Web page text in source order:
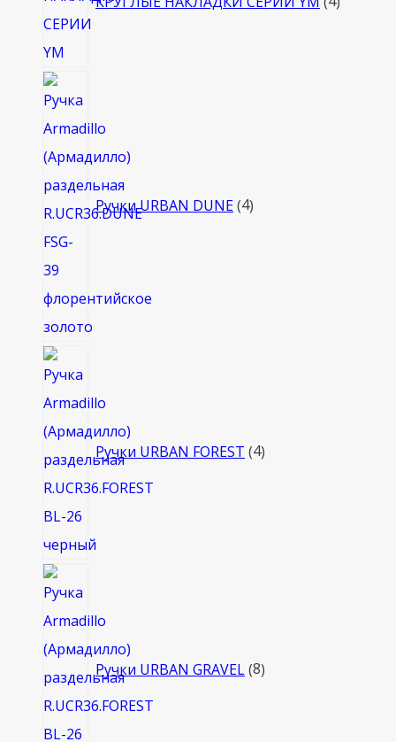
Ручки URBAN DUNE 4
Ручки URBAN FOREST 4
Ручки URBAN GRAVEL 8